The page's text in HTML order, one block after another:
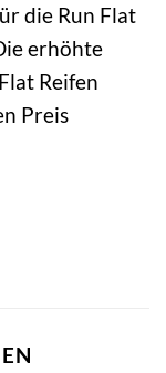
die Run Flat
erhöhte
Reifen
Preis